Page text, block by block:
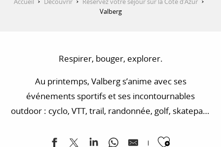
Valberg
Respirer, bouger, explorer.
Au printemps, Valberg s’anime avec ses
événements sportifs et ses incontournables
outdoor : cyclo, VTT, trail, randonnée, golf, skatepark
montagne autrement, avec une nouveauté phare :